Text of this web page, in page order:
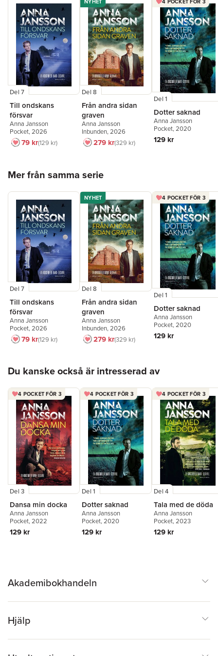
Del 7
Till ondskans
försvar
Anna Jansson
Pocket, 2026
79 kr129 kr
Del 8
Från andra sidan
graven
Anna Jansson
Inbunden, 2026
279 kr329 kr
Del 1
Dotter saknad
Anna Jansson
Pocket, 2020
129 kr
Mer från samma serie
Del 7
Till ondskans
försvar
Anna Jansson
Pocket, 2026
79 kr129 kr
NYHET
Del 8
Från andra sidan
graven
Anna Jansson
Inbunden, 2026
279 kr329 kr
4 POCKET FÖR 3
Del 1
Dotter saknad
Anna Jansson
Pocket, 2020
129 kr
Du kanske också är intresserad av
4 POCKET FÖR 3
Del 3
Dansa min docka
Anna Jansson
Pocket, 2022
129 kr
4 POCKET FÖR 3
Del 1
Dotter saknad
Anna Jansson
Pocket, 2020
129 kr
4 POCKET FÖR 3
Del 4
Tala med de döda
Anna Jansson
Pocket, 2023
129 kr
Akademibokhandeln
Hjälp